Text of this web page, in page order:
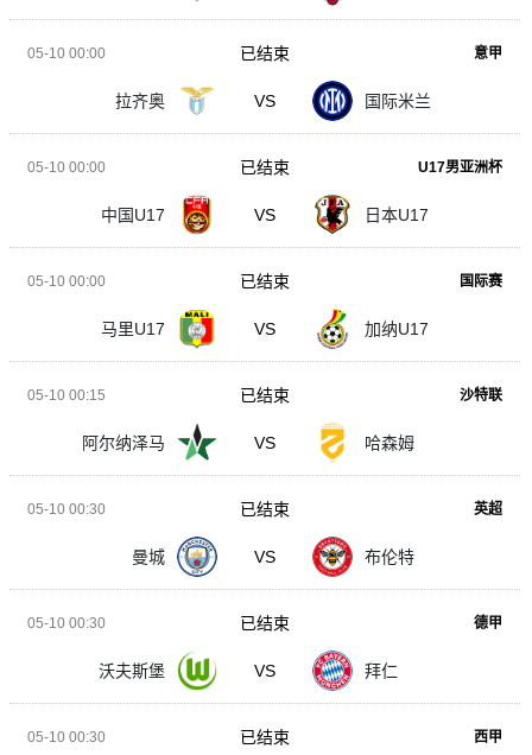
05-10 00:00 意甲
拉齐奥 VS 国际米兰
已结束
05-10 00:00 U17男亚洲杯
中国U17 VS 日本U17
已结束
05-10 00:00 国际赛
马里U17 VS 加纳U17
已结束
05-10 00:15 沙特联
阿尔纳泽马 VS 哈森姆
已结束
05-10 00:30 英超
曼城 VS 布伦特
已结束
05-10 00:30 德甲
沃夫斯堡 VS 拜仁
已结束
05-10 00:30 西甲
已结束